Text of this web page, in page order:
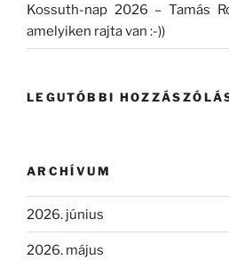
Kossuth-nap 2026 – Tamás
amelyiken rajta van :-))
LEGUTÓBBI
ARCHÍVUM
2026. június
2026. május